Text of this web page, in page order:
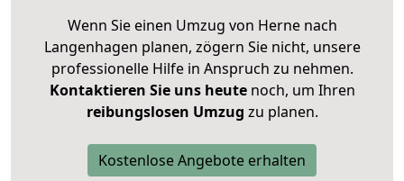
Wenn Sie einen Umzug von Herne nach
Langenhagen planen, zögern Sie nicht, unsere
professionelle Hilfe in Anspruch zu nehmen.
Kontaktieren Sie uns heutenoch, um Ihren
reibungslosen Umzug zu planen.
Kostenlose Angebote erhalten